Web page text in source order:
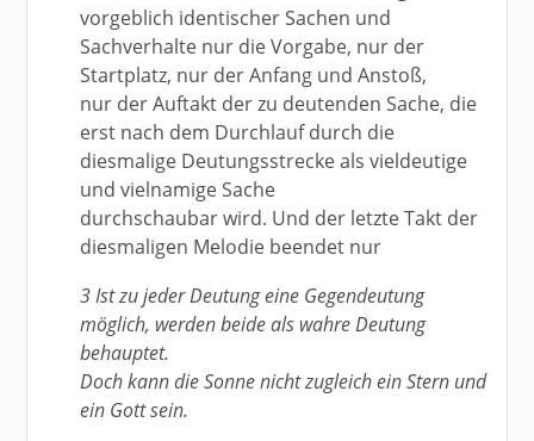
vorgeblich identischer Sachen und
Sachverhalte nur die Vorgabe, nur der
Startplatz, nur der Anfang und Anstoß,
nur der Auftakt der zu deutenden Sache, die
erst nach dem Durchlauf durch die
diesmalige Deutungsstrecke als vieldeutige
und vielnamige Sache
durchschaubar wird. Und der letzte Takt der
diesmaligen Melodie beendet nur
3 Ist zu jeder Deutung eine Gegendeutung
möglich, werden beide als wahre Deutung
behauptet.
Doch kann die Sonne nicht zugleich ein Stern und
ein Gott sein.